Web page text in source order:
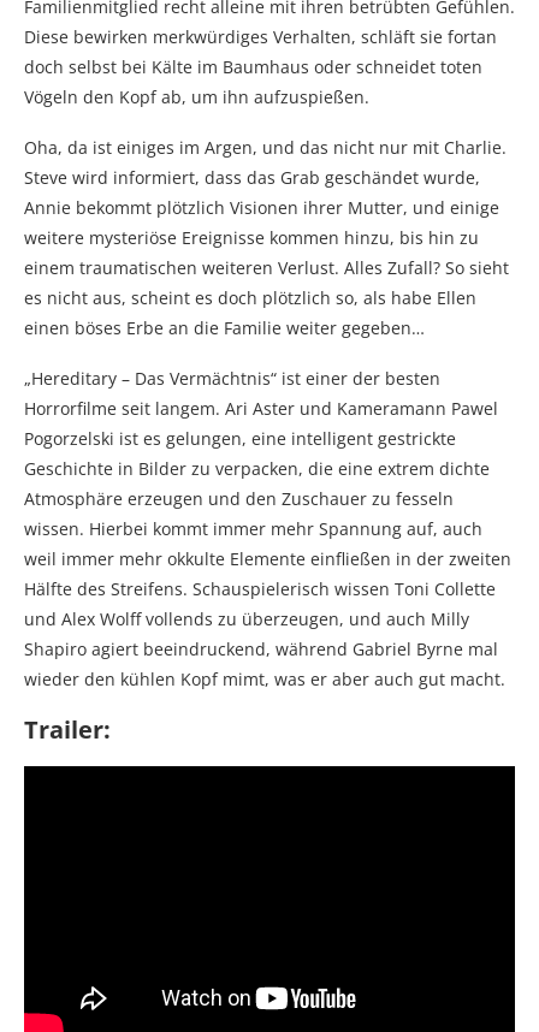
Familienmitglied recht alleine mit ihren betrübten Gefühlen.
Diese bewirken merkwürdiges Verhalten, schläft sie fortan
doch selbst bei Kälte im Baumhaus oder schneidet toten
Vögeln den Kopf ab, um ihn aufzuspießen.
Oha, da ist einiges im Argen, und das nicht nur mit Charlie.
Steve wird informiert, dass das Grab geschändet wurde,
Annie bekommt plötzlich Visionen ihrer Mutter, und einige
weitere mysteriöse Ereignisse kommen hinzu, bis hin zu
einem traumatischen weiteren Verlust. Alles Zufall? So sieht
es nicht aus, scheint es doch plötzlich so, als habe Ellen
einen böses Erbe an die Familie weiter gegeben…
„Hereditary – Das Vermächtnis“ ist einer der besten
Horrorfilme seit langem. Ari Aster und Kameramann Pawel
Pogorzelski ist es gelungen, eine intelligent gestrickte
Geschichte in Bilder zu verpacken, die eine extrem dichte
Atmosphäre erzeugen und den Zuschauer zu fesseln
wissen. Hierbei kommt immer mehr Spannung auf, auch
weil immer mehr okkulte Elemente einfließen in der zweiten
Hälfte des Streifens. Schauspielerisch wissen Toni Collette
und Alex Wolff vollends zu überzeugen, und auch Milly
Shapiro agiert beeindruckend, während Gabriel Byrne mal
wieder den kühlen Kopf mimt, was er aber auch gut macht.
Trailer: